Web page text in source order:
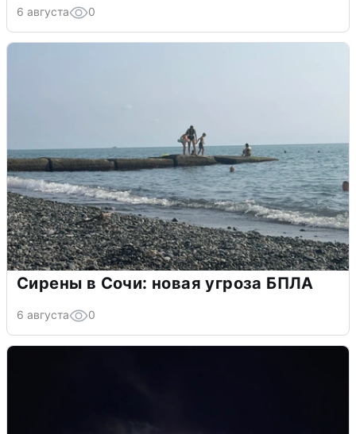
6 августа 0
Сирены в Сочи: новая угроза БПЛА
6 августа 0